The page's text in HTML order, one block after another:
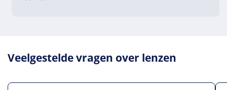
Veelgestelde vragen over lenzen